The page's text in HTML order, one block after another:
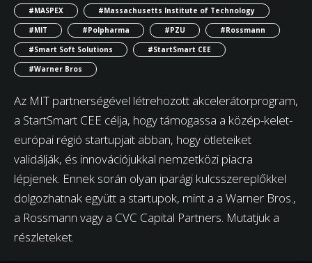
#MASPEX
#Massachusetts Institute of Technology
#MIT
#Polpharma #PZU
#Rossmann
#Smart Soft Solutions
#StartSmart CEE
#Warner Bros
Az MIT partnerségével létrehozott akcelerátorprogram,
a StartSmart CEE célja, hogy támogassa a közép-kelet-
európai régió startupjait abban, hogy ötleteiket
validálják, és innovációjukkal nemzetközi piacra
lépjenek. Ennek során olyan iparági kulcsszereplőkkel
dolgozhatnak együtt a startupok, mint a a Warner Bros.,
a Rossmann vagy a CVC Capital Partners. Mutatjuk a
részleteket.